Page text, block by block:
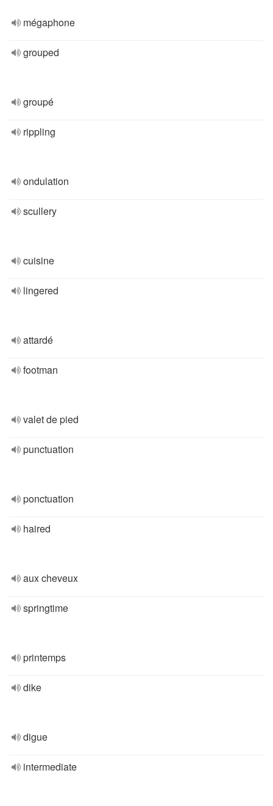
mégaphone
grouped
groupé
rippling
ondulation
scullery
cuisine
lingered
attardé
footman
valet de pied
punctuation
ponctuation
haired
aux cheveux
springtime
printemps
dike
digue
intermediate